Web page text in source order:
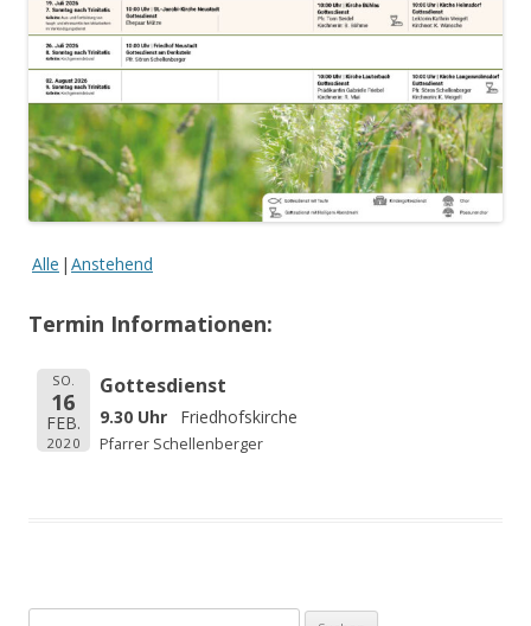
Alle Anstehend
Termin Informationen:
SO.
16
FEB.
2020
Gottesdienst
9.30 Uhr Friedhofskirche
Pfarrer Schellenberger